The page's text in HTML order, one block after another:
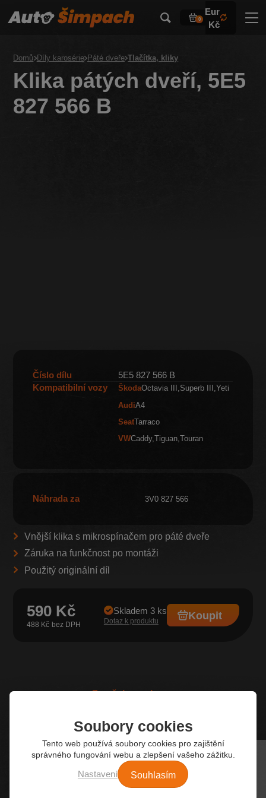
0
Eur
Kč
Domů Díly karosérie Páté dveře Tlačítka, kliky
Klika pátých dveří, 5E5
827 566 B
Číslo dílu
5E5 827 566 B
Kompatibilní vozy
ŠkodaOctavia III Superb III
Yeti
AudiA4
SeatTarraco
VWCaddy Tiguan Touran
Náhrada za 3V0 827 566
Vnější klika s mikrospínačem pro páté dveře
Záruka na funkčnost po montáži
Použitý originální díl
590 Kč
488 Kč
Skladem 3 ks
Dotaz k produktu Koupit
Z našeho e-shopu
Soubory cookies
Tento web používá soubory cookies pro zajištění
správného fungování webu a zlepšení vašeho zážitku.
Nastavení Souhlasím